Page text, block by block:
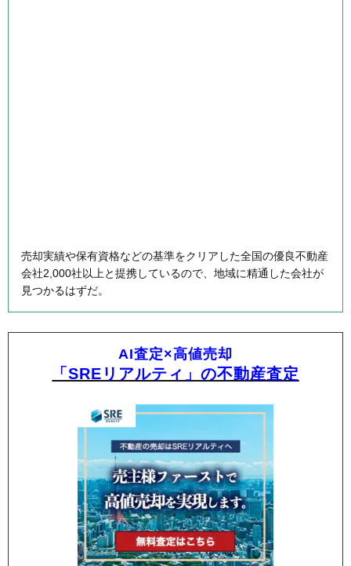
売却実績や保有資格などの基準をクリアした全国の優良不動産
会社2,000社以上と提携しているので、地域に精通した会社が
見つかるはずだ。
AI査定×高値売却
「SREリアルティ」の不動産査定